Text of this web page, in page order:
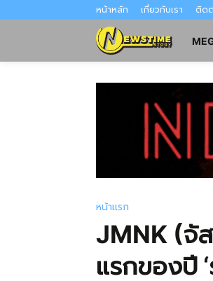
หน้าหลัก เกี่ยวกับเรา ติดต่
หน้าแรก
JMNK (จั
แรกของปี